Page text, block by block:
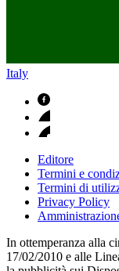
Italy
Editore
Termini e
Termini di
Privacy Policy
In ottemperanza alla
17/02/2010 e alle